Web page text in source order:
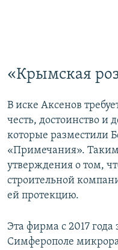
«Крымская
В иске Аксенов
честь, достоинство и
которые разместили
«Примечания».
утверждения о том,
строительной
ей протекцию.
Эта фирма с 2017 года
Симферополе